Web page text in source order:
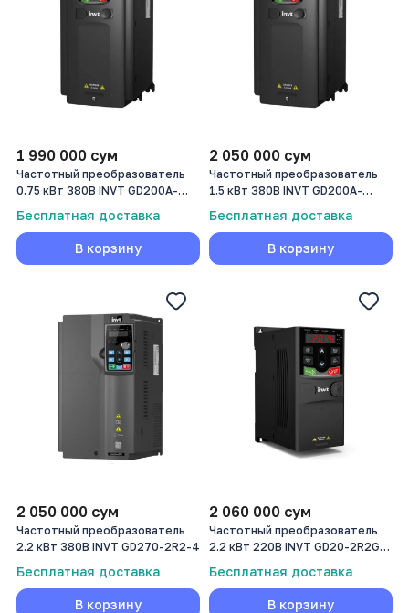
1 990 000сум
Частотный преобразователь
0.75 кВт 380В INVT GD200A-
Бесплатная доставка
В корзину
2 050 000 сум
Частотный преобразователь
1.5 кВт 380В INVT GD200A-
Бесплатная доставка
В корзину
2 050 000сум
Частотный преобразователь
2.2 кВт 380В INVT GD270-2R2-4
Бесплатная доставка
В корзину
2 060 000 сум
Частотный преобразователь
2.2 кВт 220В INVT GD20-2R2G-
Бесплатная доставка
В корзину